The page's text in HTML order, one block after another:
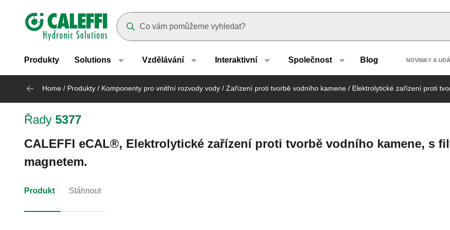
Header main navigation
Produkty Solutions Vzdělávání Interaktivní Společnost Blog NOVINKY A
Home / Produkty / Komponenty pro vnitřní rozvody vody / Zařízení proti tvorbě vodního kamene / Elektrolytické zařízení proti
Řady 5377
CALEFFI eCAL®, Elektrolytické zařízení proti tvorbě vodního kamene, s
magnetem.
Produkt Stáhnout